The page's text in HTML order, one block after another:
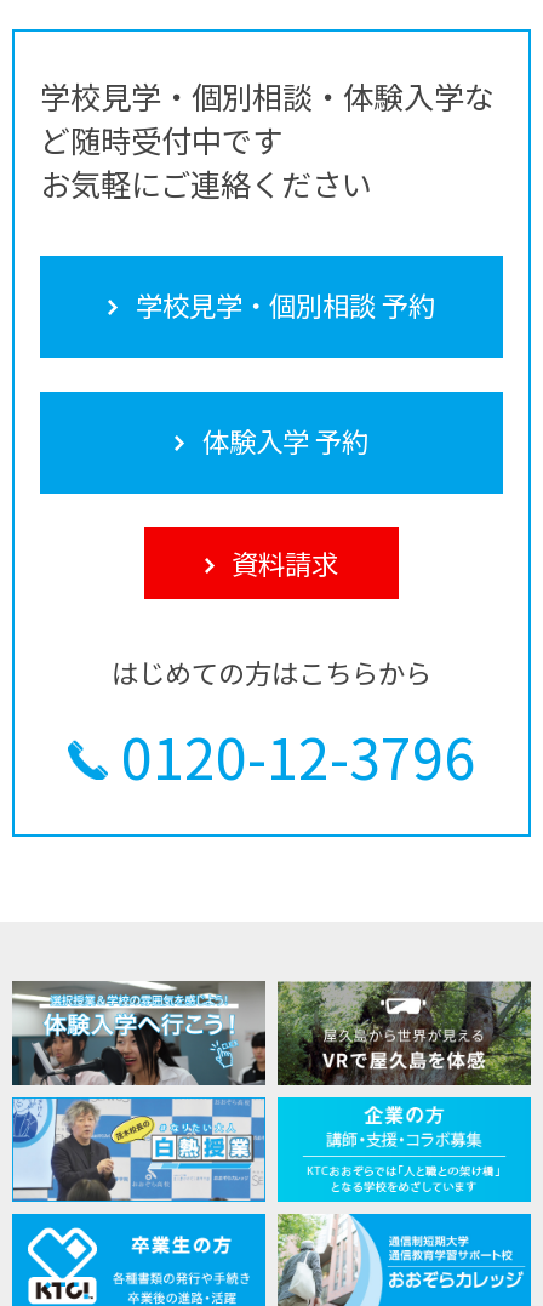
学校見学・個別相談・体験入学な
ど随時受付中です
お気軽にご連絡ください
学校見学・個別相談 予約
体験入学 予約
資料請求
はじめての方はこちらから
0120-12-3796